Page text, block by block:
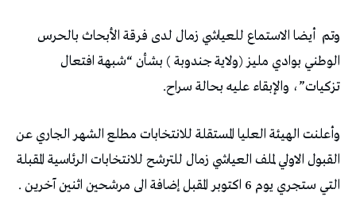
وتم أيضا الاستماع للعياشي زمال لدى فرقة الأبحاث بالحرس
الوطني بوادي مليز (ولاية جندوبة ) بشأن “شبهة افتعال
تزكيات”، والإبقاء عليه بحالة سراح.
وأعلنت الهيئة العليا المستقلة للانتخابات مطلع الشهر الجاري عن
القبول الاولي لملف العياشي زمال للترشح للانتخابات الرئاسية المقبلة
التي ستجري يوم 6 اكتوبر المقبل إضافة الى مرشحين اثنين آخرين .